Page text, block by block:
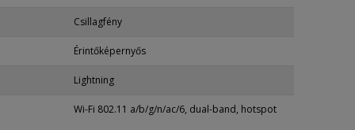
Csillagfény
Érintőképernyős
Lightning
Wi-Fi 802.11 a/b/g/n/ac/6, dual-band, hotspot